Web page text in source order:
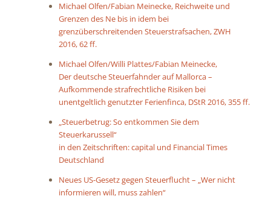
Michael Olfen/Fabian Meinecke, Reichweite und
Grenzen des Ne bis in idem bei
grenzüberschreitenden Steuerstrafsachen, ZWH
2016, 62 ff.
Michael Olfen/Willi Plattes/Fabian Meinecke,
Der deutsche Steuerfahnder auf Mallorca –
Aufkommende strafrechtliche Risiken bei
unentgeltlich genutzter Ferienfinca, DStR 2016, 355 ff.
„Steuerbetrug: So entkommen Sie dem
Steuerkarussell“
in den Zeitschriften: capital und Financial Times
Deutschland
Neues US-Gesetz gegen Steuerflucht – „Wer nicht
informieren will, muss zahlen“